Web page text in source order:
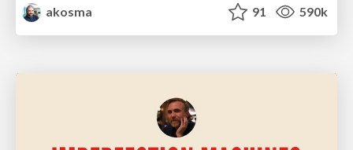
akosma
91 590k